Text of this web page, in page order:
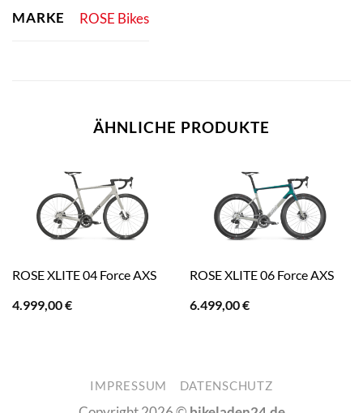
MARKE ROSE Bikes
ÄHNLICHE PRODUKTE
ROSE XLITE 04 Force AXS
4.999,00€
ROSE XLITE 06 Force AXS
6.499,00€
IMPRESSUM DATENSCHUTZ